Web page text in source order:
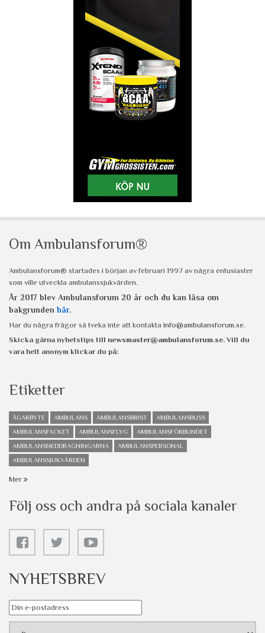
Om Ambulansforum®
Ambulansforum® startades i början av februari 1997 av några entusiaster
som ville utveckla ambulanssjukvården.
År 2017 blev Ambulansforum 20 år och du kan läsa om
bakgrunden här.
Har du några frågor så tveka inte att kontakta info@ambulansforum.se.
Skicka gärna nyhetstips till newsmaster@ambulansforum.se. Vill du
vara helt anonym klickar du på:
Etiketter
ÄGARBYTE AMBULANS AMBULANSBRIST
AMBULANSBUSS
AMBULANSFACKET
AMBULANSFLYG
AMBULANSFÖRBUNDET
AMBULANSNEDDRAGNINGARNA
AMBULANSPERSONAL
AMBULANSSJUKVÅRDEN
Mer
Följ oss och andra på sociala kanaler
NYHETSBREV